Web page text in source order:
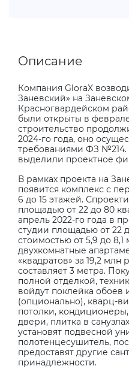
Описание
Компания GloraX
Заневский» на
Красногвардейском
были открыты в
строительство
2024-го года, оно
требованиями ФЗ
выделили проектное
В рамках проекта на
появится комплекс с
6 до 15 этажей.
площадью от 22 до 80
апрель 2022-го года в
студии площадью от 22
стоимостью от 5,9 до
двухкомнатные
«квадратов» за 19,2 млн
составляет 3 метра.
полной отделкой,
войдут поклейка
(опционально), кварц-
потолки,
двери, плитка в
установят подвесной
полотенцесушитель,
предоставят другие
принадлежности.